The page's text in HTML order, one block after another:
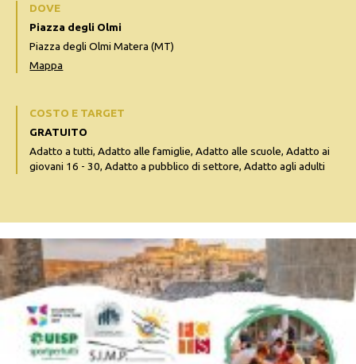
DOVE
Piazza degli Olmi
Piazza degli Olmi Matera (MT)
Mappa
COSTO E TARGET
GRATUITO
Adatto a tutti, Adatto alle famiglie, Adatto alle scuole, Adatto ai
giovani 16 - 30, Adatto a pubblico di settore, Adatto agli adulti